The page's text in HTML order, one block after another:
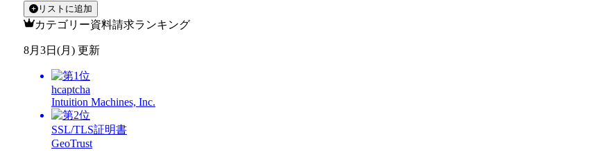
リストに追加
カテゴリー資料請求ランキング
8月3日(月) 更新
hcaptcha
Intuition Machines, Inc.
SSL/TLS証明書
GeoTrust